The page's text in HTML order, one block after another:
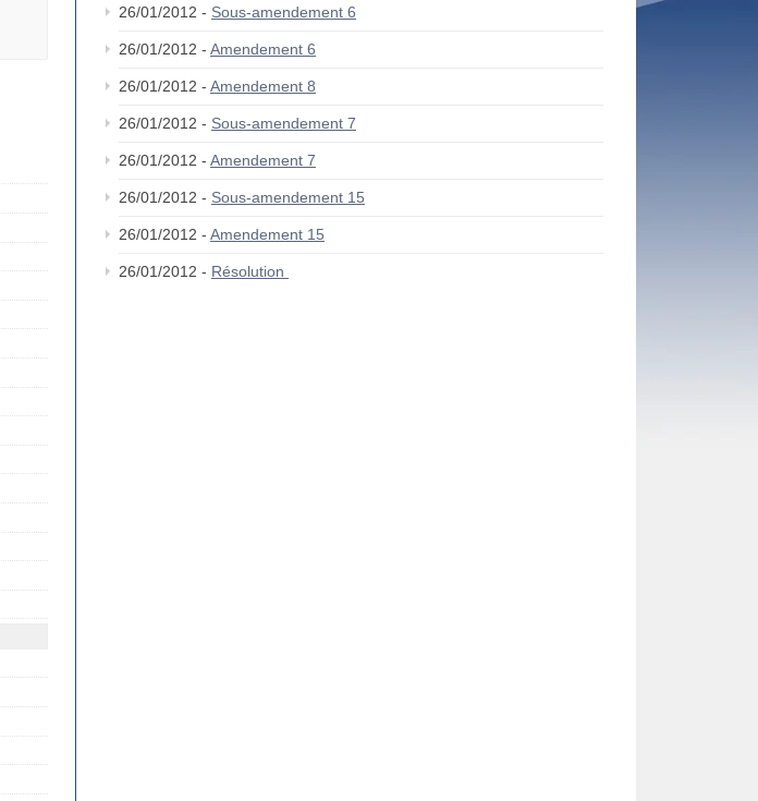
26/01/2012 - Sous-amendement 6
26/01/2012 - Amendement 6
26/01/2012 - Amendement 8
26/01/2012 - Sous-amendement 7
26/01/2012 - Amendement 7
26/01/2012 - Sous-amendement 15
26/01/2012 - Amendement 15
26/01/2012 - Résolution